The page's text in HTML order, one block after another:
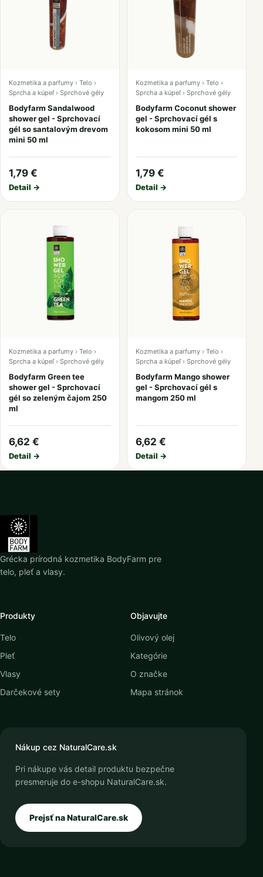
Kozmetika a parfumy › Telo ›
Sprcha a kúpeľ › Sprchové gély
Bodyfarm Sandalwood
shower gel - Sprchovací
gél so santalovým drevom
mini 50 ml
1,79 €
Detail →
Kozmetika a parfumy › Telo ›
Sprcha a kúpeľ › Sprchové gély
Bodyfarm Coconut shower
gel - Sprchovací gél s
kokosom mini 50 ml
1,79 €
Detail →
Kozmetika a parfumy › Telo ›
Sprcha a kúpeľ › Sprchové gély
Bodyfarm Green tee
shower gel - Sprchovací
gél so zeleným čajom 250
ml
6,62 €
Detail →
Kozmetika a parfumy › Telo ›
Sprcha a kúpeľ › Sprchové gély
Bodyfarm Mango shower
gel - Sprchovací gél s
mangom 250 ml
6,62 €
Detail →
Grécka prírodná kozmetika BodyFarm pre
telo, pleť a vlasy.
Produkty
Telo
Pleť
Vlasy
Darčekové sety
Objavujte
Olivový olej
Kategórie
O značke
Mapa stránok
Nákup cez NaturalCare.sk
Pri nákupe vás detail produktu bezpečne
presmeruje do e-shopu NaturalCare.sk.
Prejsť na NaturalCare.sk